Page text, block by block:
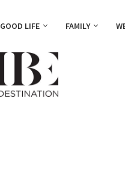
GOOD LIFE FAMILY